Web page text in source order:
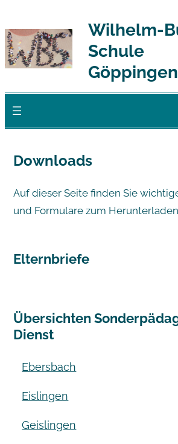
Inhalt
springen
Wilhelm-
Schule
Göppingen
Downloads
Auf dieser Seite finden Sie
und Formulare zum
Elternbriefe
Übersichten
Dienst
Ebersbach
Eislingen
Geislingen